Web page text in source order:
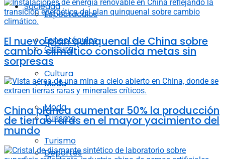
Espectáculos
Cultura
Moda
Turismo
Deportes
Sociedad
Espectáculos
Cultura
Moda
Turismo
El nuevo plan quinquenal de China sobre
cambio climático consolida metas sin
sorpresas
China planea aumentar 50% la producción
de tierras raras en el mayor yacimiento del
mundo